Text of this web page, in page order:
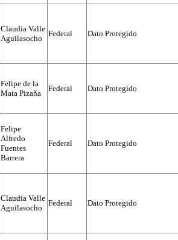
Claudia Valle
Aguilasocho
Federal Dato Protegido
Felipe de la
Mata Pizaña
Federal Dato Protegido
Felipe
Alfredo
Fuentes
Barrera
Federal Dato Protegido
Claudia Valle
Aguilasocho
Federal Dato Protegido